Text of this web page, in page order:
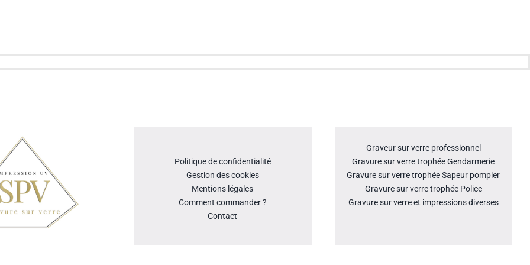
Politique de confidentialité
Gestion des cookies
Mentions légales
Comment commander ?
Contact
Graveur sur verre professionnel
Gravure sur verre trophée Gendarmerie
Gravure sur verre trophée Sapeur pompier
Gravure sur verre trophée Police
Gravure sur verre et impressions diverses